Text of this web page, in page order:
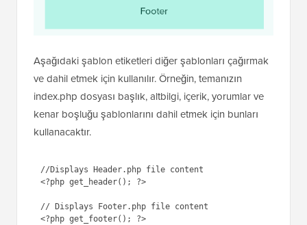
Aşağıdaki şablon etiketleri diğer şablonları çağırmak
ve dahil etmek için kullanılır. Örneğin, temanızın
index.php dosyası başlık, altbilgi, içerik, yorumlar ve
kenar boşluğu şablonlarını dahil etmek için bunları
kullanacaktır.
//Displays Header.php file content
<?php get_header(); ?>
// Displays Footer.php file content
<?php get_footer(); ?>